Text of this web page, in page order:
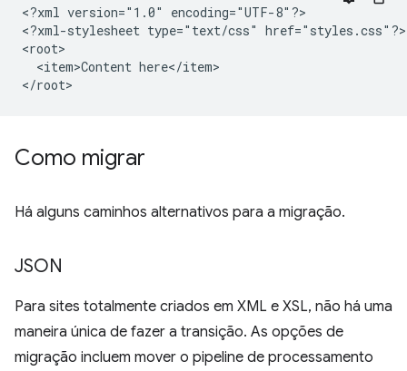
<?xml version="1.0"
encoding="UTF-8"?>
<?xml-stylesheet type="text/css" href="styles.css"?>
<item>Content here</item>
Como migrar
Há alguns caminhos alternativos para a migração.
JSON
Para sites totalmente criados em XML e XSL, não há uma
maneira única de fazer a transição. As opções de
migração incluem mover o pipeline de processamento